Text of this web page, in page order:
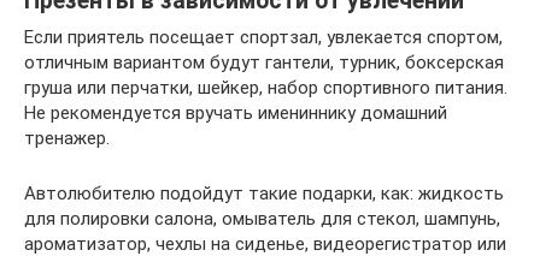
Если приятель посещает спортзал, увлекается спортом,
отличным вариантом будут гантели, турник, боксерская
груша или перчатки, шейкер, набор спортивного питания.
Не рекомендуется вручать имениннику домашний
тренажер.
Автолюбителю подойдут такие подарки, как: жидкость
для полировки салона, омыватель для стекол, шампунь,
ароматизатор, чехлы на сиденье, видеорегистратор или